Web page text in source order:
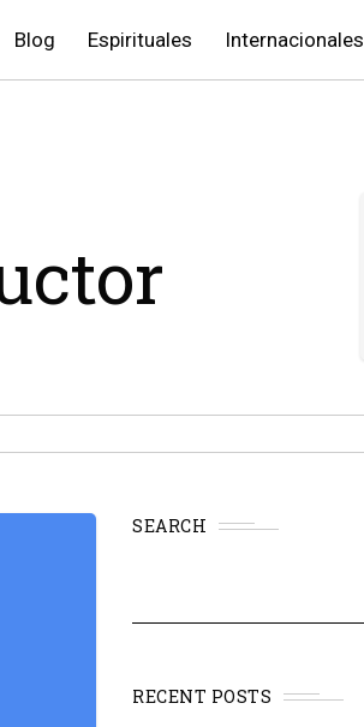
Blog Espirituales Internacionales
SEARCH
RECENT POSTS